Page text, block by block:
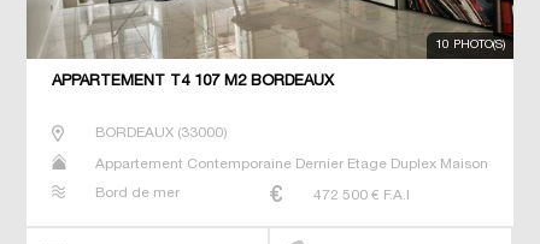
10 PHOTO(S)
APPARTEMENT T4 107 M2 BORDEAUX
BORDEAUX(33000)
Appartement Contemporaine Dernier Etage Duplex Maison
Bord de mer
472 500 € F.A.I